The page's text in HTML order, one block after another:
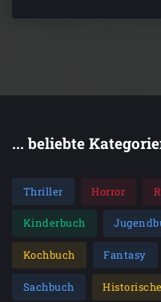
... beliebte
Thriller Horror
Kinderbuch
Kochbuch Fantasy
Sachbuch